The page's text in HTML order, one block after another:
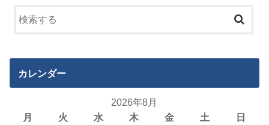
カレンダー
2026年8月
月
火 水 木 金 土
日